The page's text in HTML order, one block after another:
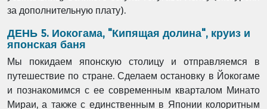
за дополнительную плату).
ДЕНЬ 5. Иокогама, "Кипящая долина", круиз и
японская баня
Мы покидаем японскую столицу и отправляемся в
путешествие по стране. Сделаем остановку в Йокогаме
и познакомимся с ее современным кварталом Минато
Мираи, а также с единственным в Японии колоритным